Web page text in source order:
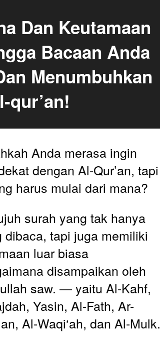
Dan Keutamaan
Bacaan Anda
Menumbuhkan
qur’an!
Anda merasa ingin
dengan Al-Qur’an, tapi
harus mulai dari mana?
surah yang tak hanya
dibaca, tapi juga memiliki
luar biasa
disampaikan oleh
saw. — yaitu Al-Kahf,
Yasin, Al-Fath, Ar-
Al-Waqi‘ah, dan Al-Mulk.